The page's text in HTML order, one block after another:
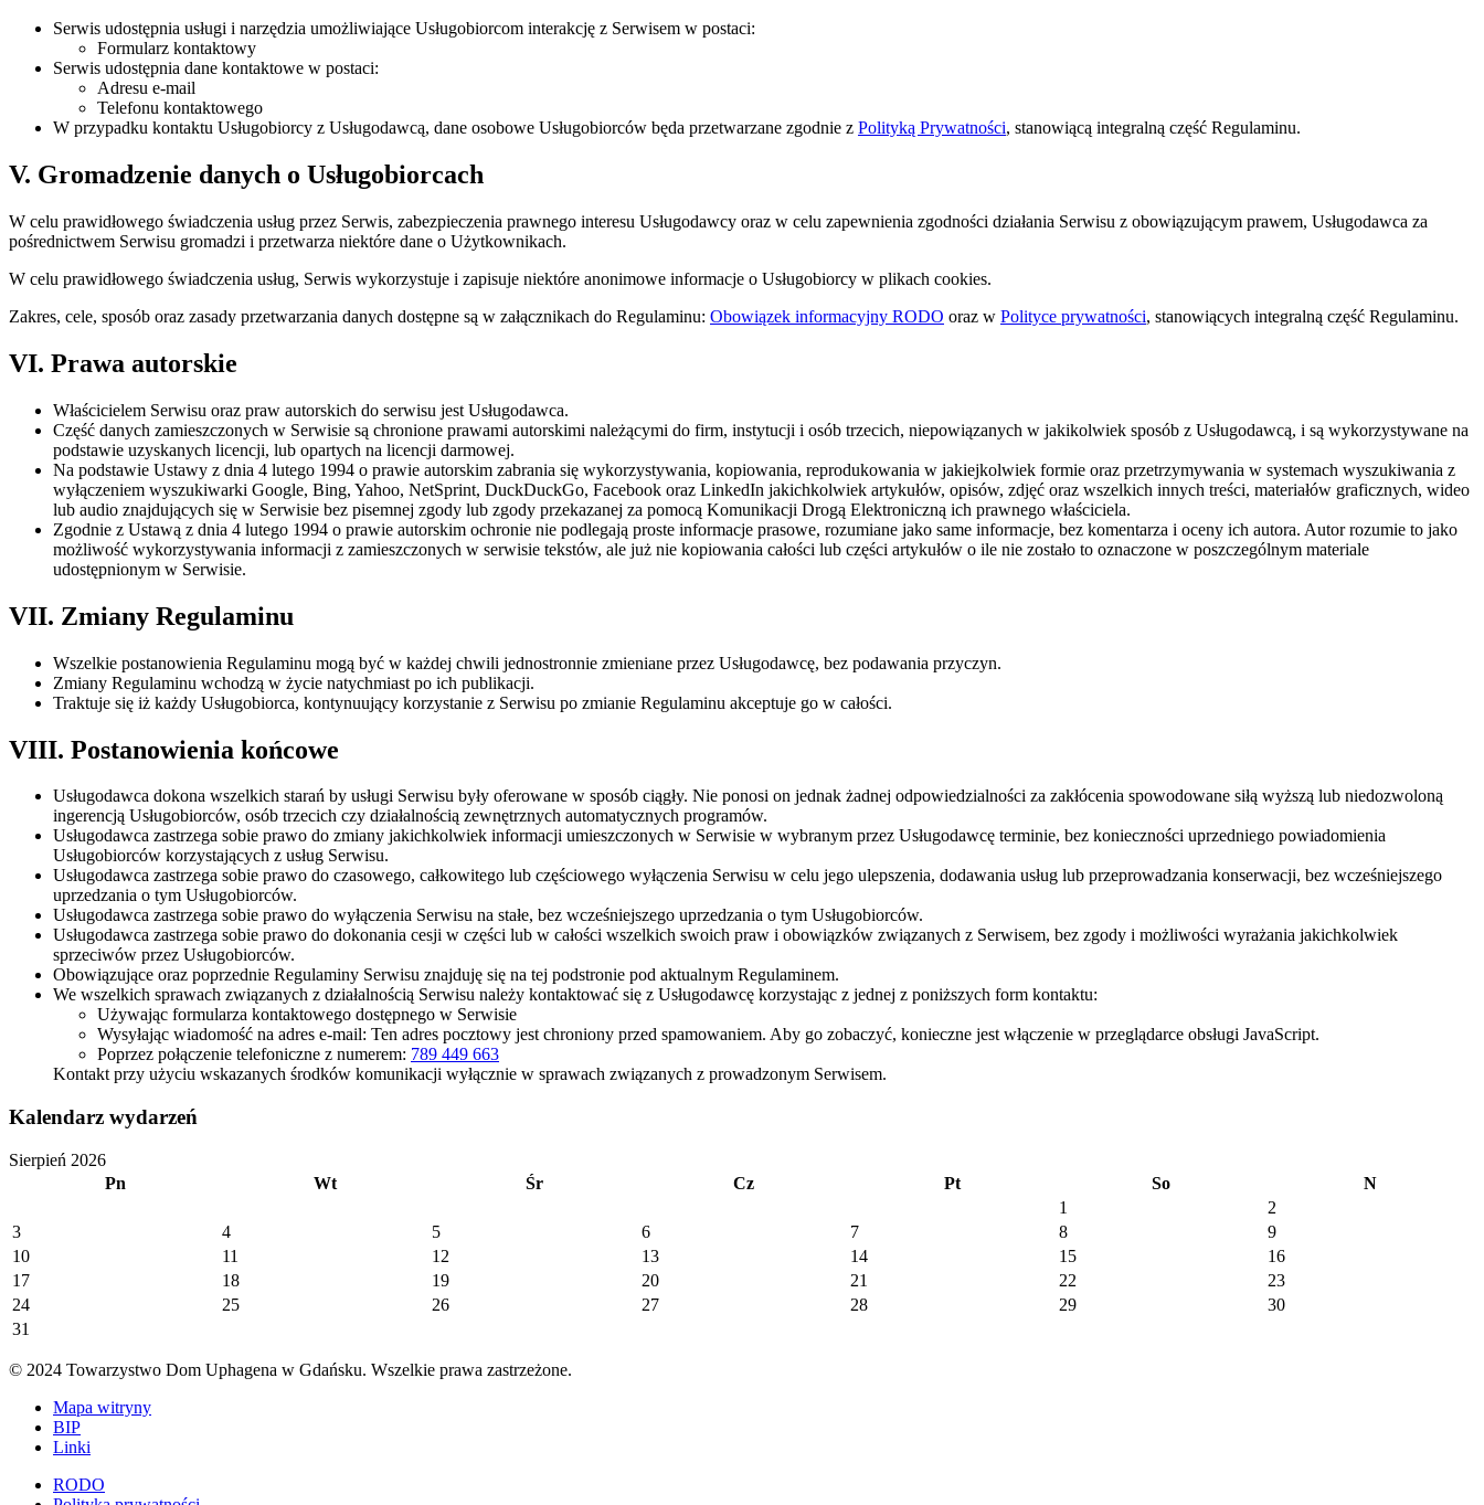
Serwis udostępnia usługi i narzędzia umożliwiające Usługobiorcom interakcję z Serwisem w postaci:
Formularz kontaktowy
Serwis udostępnia dane kontaktowe w postaci:
Adresu e-mail
Telefonu kontaktowego
W przypadku kontaktu Usługobiorcy z Usługodawcą, dane osobowe Usługobiorców będa przetwarzane zgodnie z Polityką Prywatności, stanowiącą integralną część Regulaminu.
V. Gromadzenie danych o Usługobiorcach
W celu prawidłowego świadczenia usług przez Serwis, zabezpieczenia prawnego interesu Usługodawcy oraz w celu zapewnienia zgodności działania Serwisu z obowiązującym prawem, Usługodawca za
pośrednictwem Serwisu gromadzi i przetwarza niektóre dane o Użytkownikach.
W celu prawidłowego świadczenia usług, Serwis wykorzystuje i zapisuje niektóre anonimowe informacje o Usługobiorcy w plikach cookies.
Zakres, cele, sposób oraz zasady przetwarzania danych dostępne są w załącznikach do Regulaminu: Obowiązek informacyjny RODO oraz w Polityce prywatności, stanowiących integralną część Regulaminu.
VI. Prawa autorskie
Właścicielem Serwisu oraz praw autorskich do serwisu jest Usługodawca.
Część danych zamieszczonych w Serwisie są chronione prawami autorskimi należącymi do firm, instytucji i osób trzecich, niepowiązanych w jakikolwiek sposób z Usługodawcą, i są wykorzystywane na
podstawie uzyskanych licencji, lub opartych na licencji darmowej.
Na podstawie Ustawy z dnia 4 lutego 1994 o prawie autorskim zabrania się wykorzystywania, kopiowania, reprodukowania w jakiejkolwiek formie oraz przetrzymywania w systemach wyszukiwania z
wyłączeniem wyszukiwarki Google, Bing, Yahoo, NetSprint, DuckDuckGo, Facebook oraz LinkedIn jakichkolwiek artykułów, opisów, zdjęć oraz wszelkich innych treści, materiałów graficznych, wideo
lub audio znajdujących się w Serwisie bez pisemnej zgody lub zgody przekazanej za pomocą Komunikacji Drogą Elektroniczną ich prawnego właściciela.
Zgodnie z Ustawą z dnia 4 lutego 1994 o prawie autorskim ochronie nie podlegają proste informacje prasowe, rozumiane jako same informacje, bez komentarza i oceny ich autora. Autor rozumie to jako
możliwość wykorzystywania informacji z zamieszczonych w serwisie tekstów, ale już nie kopiowania całości lub części artykułów o ile nie zostało to oznaczone w poszczególnym materiale
udostępnionym w Serwisie.
VII. Zmiany Regulaminu
Wszelkie postanowienia Regulaminu mogą być w każdej chwili jednostronnie zmieniane przez Usługodawcę, bez podawania przyczyn.
Zmiany Regulaminu wchodzą w życie natychmiast po ich publikacji.
Traktuje się iż każdy Usługobiorca, kontynuujący korzystanie z Serwisu po zmianie Regulaminu akceptuje go w całości.
VIII. Postanowienia końcowe
Usługodawca dokona wszelkich starań by usługi Serwisu były oferowane w sposób ciągły. Nie ponosi on jednak żadnej odpowiedzialności za zakłócenia spowodowane siłą wyższą lub niedozwoloną
ingerencją Usługobiorców, osób trzecich czy działalnością zewnętrznych automatycznych programów.
Usługodawca zastrzega sobie prawo do zmiany jakichkolwiek informacji umieszczonych w Serwisie w wybranym przez Usługodawcę terminie, bez konieczności uprzedniego powiadomienia
Usługobiorców korzystających z usług Serwisu.
Usługodawca zastrzega sobie prawo do czasowego, całkowitego lub częściowego wyłączenia Serwisu w celu jego ulepszenia, dodawania usług lub przeprowadzania konserwacji, bez wcześniejszego
uprzedzania o tym Usługobiorców.
Usługodawca zastrzega sobie prawo do wyłączenia Serwisu na stałe, bez wcześniejszego uprzedzania o tym Usługobiorców.
Usługodawca zastrzega sobie prawo do dokonania cesji w części lub w całości wszelkich swoich praw i obowiązków związanych z Serwisem, bez zgody i możliwości wyrażania jakichkolwiek
sprzeciwów przez Usługobiorców.
Obowiązujące oraz poprzednie Regulaminy Serwisu znajduję się na tej podstronie pod aktualnym Regulaminem.
We wszelkich sprawach związanych z działalnością Serwisu należy kontaktować się z Usługodawcę korzystając z jednej z poniższych form kontaktu:
Używając formularza kontaktowego dostępnego w Serwisie
Wysyłając wiadomość na adres e-mail: Ten adres pocztowy jest chroniony przed spamowaniem. Aby go zobaczyć, konieczne jest włączenie w przeglądarce obsługi JavaScript.
Poprzez połączenie telefoniczne z numerem: 789 449 663
Kontakt przy użyciu wskazanych środków komunikacji wyłącznie w sprawach związanych z prowadzonym Serwisem.
Kalendarz wydarzeń
Sierpień 2026
Pn
Wt Śr Cz Pt So
N
1
2
3
4 5 6 7 8
9
10
11 12 13 14 15
16
17
18 19 20 21 22
23
24
25 26 27 28 29
30
31
© 2024 Towarzystwo Dom Uphagena w Gdańsku. Wszelkie prawa zastrzeżone.
Mapa witryny
BIP
Linki
RODO